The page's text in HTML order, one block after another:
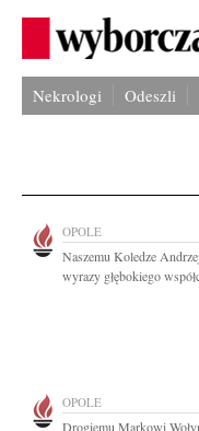
Nekrologi Odeszli
OPOLE
Naszemu Koledze
wyrazy głębokiego
OPOLE
Drogiemu Markowi